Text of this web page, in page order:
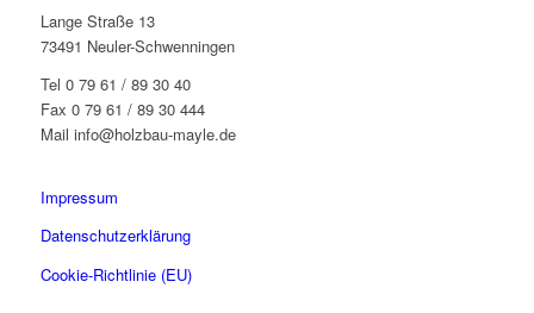
Lange Straße 13
73491 Neuler-Schwenningen
Tel 0 79 61 / 89 30 40
Fax 0 79 61 / 89 30 444
Mail info@holzbau-mayle.de
Impressum
Datenschutzerklärung
Cookie-Richtlinie (EU)